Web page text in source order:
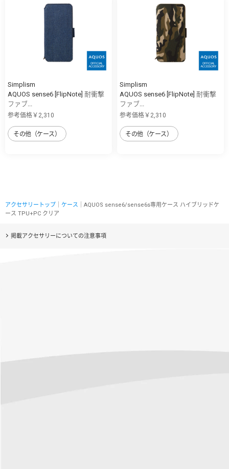
Simplism
AQUOS sense6 [FlipNote] 耐衝撃
ファブ...
参考価格￥2,310
その他（ケース）
Simplism
AQUOS sense6 [FlipNote] 耐衝撃
ファブ...
参考価格￥2,310
その他（ケース）
アクセサリートップ ケース ｜AQUOS sense6/sense6s専用ケース ハイブリッドケ
ース TPU+PC クリア
掲載アクセサリーについての注意事項